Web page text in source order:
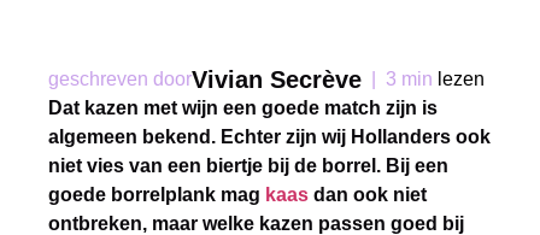
geschreven doorVivian Secrève 3 min lezen
Dat kazen met wijn een goede match zijn is
algemeen bekend. Echter zijn wij Hollanders ook
niet vies van een biertje bij de borrel. Bij een
goede borrelplank mag kaas dan ook niet
ontbreken, maar welke kazen passen goed bij